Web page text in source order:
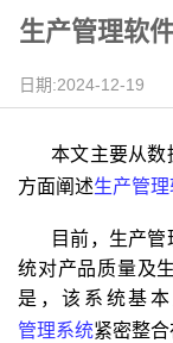
生产管理软
日期:2024-12-19
本文主要从数
方面阐述生产管
目前，生产
统对产品质量及
是，该系统基
管理系统紧密整